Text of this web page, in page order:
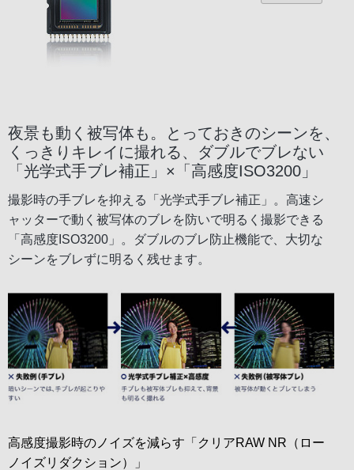
夜景も動く被写体も。とっておきのシーンを、
くっきりキレイに撮れる、ダブルでブレない
「光学式手ブレ補正」×「高感度ISO3200」
撮影時の手ブレを抑える「光学式手ブレ補正」。高速シ
ャッターで動く被写体のブレを防いで明るく撮影できる
「高感度ISO3200」。ダブルのブレ防止機能で、大切な
シーンをブレずに明るく残せます。
高感度撮影時のノイズを減らす「クリアRAW NR（ロー
ノイズリダクション）」